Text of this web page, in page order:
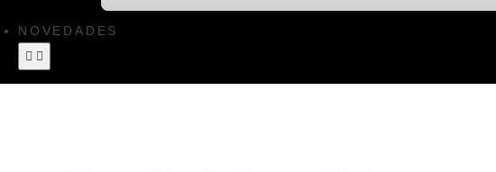
NOVEDADES